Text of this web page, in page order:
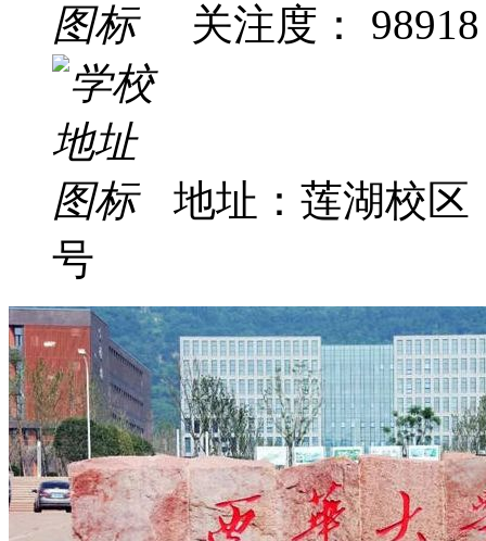
关注度： 98918
地址：莲湖校区
号